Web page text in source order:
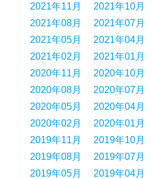
2021年11月
2021年10月
2021年08月
2021年07月
2021年05月
2021年04月
2021年02月
2021年01月
2020年11月
2020年10月
2020年08月
2020年07月
2020年05月
2020年04月
2020年02月
2020年01月
2019年11月
2019年10月
2019年08月
2019年07月
2019年05月
2019年04月